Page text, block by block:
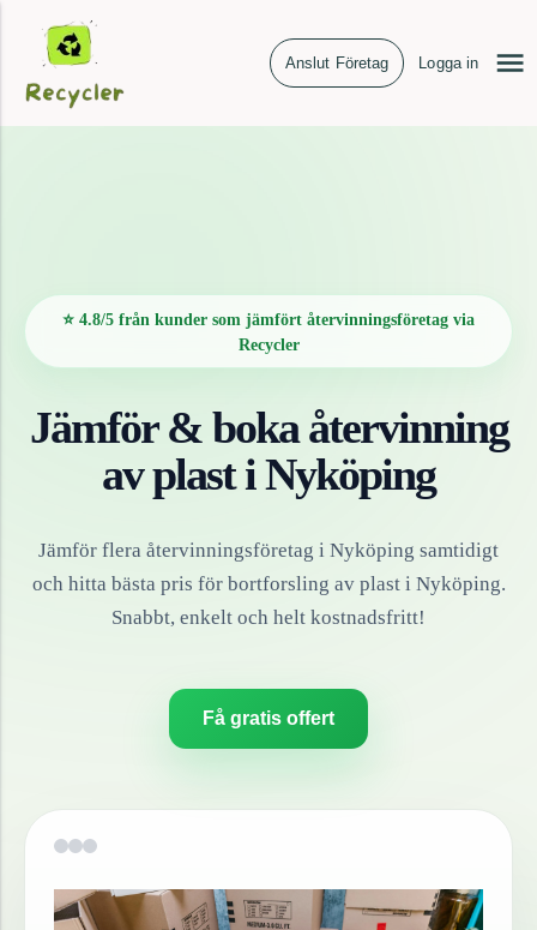
Anslut Företag Logga in
⭐ 4.8/5 från kunder som jämfört återvinningsföretag via
Recycler
Jämför & boka återvinning
avplastiNyköping
Jämför flera återvinningsföretag i Nyköping samtidigt
och hitta bästa pris för bortforsling av plasti Nyköping.
Snabbt, enkelt och helt kostnadsfritt!
Få gratis offert